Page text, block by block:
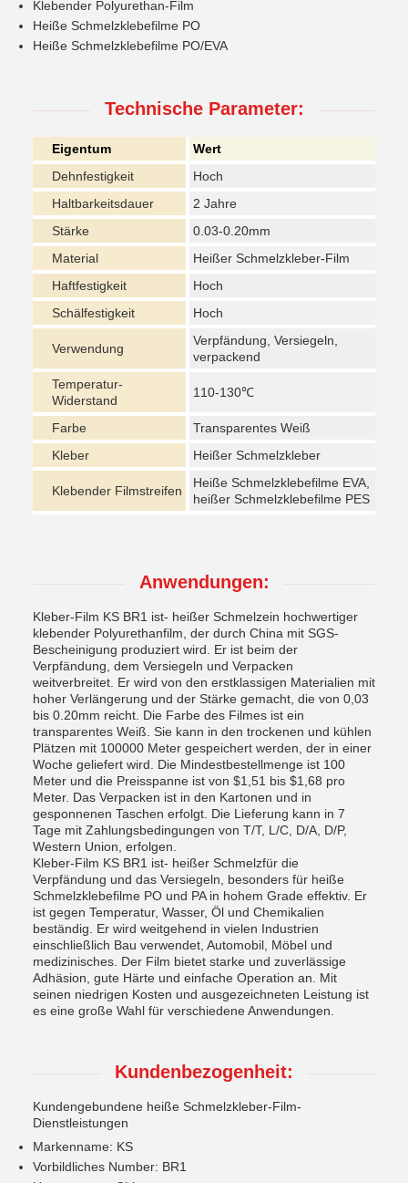
Klebender Polyurethan-Film
Heiße Schmelzklebefilme PO
Heiße Schmelzklebefilme PO/EVA
Technische Parameter:
Eigentum
Wert
Dehnfestigkeit
Hoch
Haltbarkeitsdauer
2 Jahre
Stärke
0.03-0.20mm
Material
Heißer Schmelzkleber-Film
Haftfestigkeit
Hoch
Schälfestigkeit
Hoch
Verwendung
Verpfändung, Versiegeln,
verpackend
Temperatur-
Widerstand
110-130℃
Farbe
Transparentes Weiß
Kleber
Heißer Schmelzkleber
Klebender Filmstreifen
Heiße Schmelzklebefilme EVA,
heißer Schmelzklebefilme PES
Anwendungen:
Kleber-Film KS BR1 ist- heißer Schmelzein hochwertiger
klebender Polyurethanfilm, der durch China mit SGS-
Bescheinigung produziert wird. Er ist beim der
Verpfändung, dem Versiegeln und Verpacken
weitverbreitet. Er wird von den erstklassigen Materialien mit
hoher Verlängerung und der Stärke gemacht, die von 0,03
bis 0.20mm reicht. Die Farbe des Filmes ist ein
transparentes Weiß. Sie kann in den trockenen und kühlen
Plätzen mit 100000 Meter gespeichert werden, der in einer
Woche geliefert wird. Die Mindestbestellmenge ist 100
Meter und die Preisspanne ist von $1,51 bis $1,68 pro
Meter. Das Verpacken ist in den Kartonen und in
gesponnenen Taschen erfolgt. Die Lieferung kann in 7
Tage mit Zahlungsbedingungen von T/T, L/C, D/A, D/P,
Western Union, erfolgen.
Kleber-Film KS BR1 ist- heißer Schmelzfür die
Verpfändung und das Versiegeln, besonders für heiße
Schmelzklebefilme PO und PA in hohem Grade effektiv. Er
ist gegen Temperatur, Wasser, Öl und Chemikalien
beständig. Er wird weitgehend in vielen Industrien
einschließlich Bau verwendet, Automobil, Möbel und
medizinisches. Der Film bietet starke und zuverlässige
Adhäsion, gute Härte und einfache Operation an. Mit
seinen niedrigen Kosten und ausgezeichneten Leistung ist
es eine große Wahl für verschiedene Anwendungen.
Kundenbezogenheit:
Kundengebundene heiße Schmelzkleber-Film-
Dienstleistungen
Markenname: KS
Vorbildliches Number: BR1